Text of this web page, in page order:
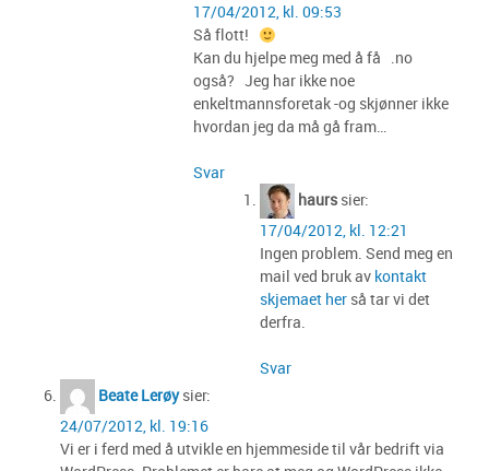
17/04/2012, kl. 09:53
Så flott!
Kan du hjelpe meg med å få .no
også? Jeg har ikke noe
enkeltmannsforetak -og skjønner ikke
hvordan jeg da må gå fram…
Svar
haurs sier:
17/04/2012, kl. 12:21
Ingen problem. Send meg en
mail ved bruk av kontakt
skjemaet her så tar vi det
derfra.
Svar
Beate Lerøy sier:
24/07/2012, kl. 19:16
Vi er i ferd med å utvikle en hjemmeside til vår bedrift via